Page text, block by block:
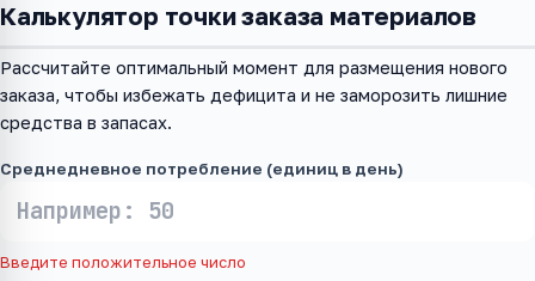
Калькулятор точки заказа материалов
Рассчитайте оптимальный момент для размещения нового
заказа, чтобы избежать дефицита и не заморозить лишние
средства в запасах.
Среднедневное потребление (единиц в день)
Введите положительное число